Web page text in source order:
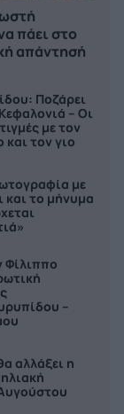
πάει στο
απάντησή
Ποζάρει
– Οι
με τον
και τον γιο
με
και το μήνυμα
Φίλιππο
–
αλλάξει η